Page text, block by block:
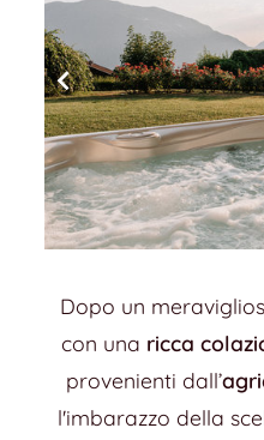
Dopo un
con una ricca
provenienti dall’
l'imbarazzo della